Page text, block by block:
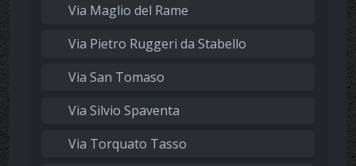
Via Maglio del Rame
Via Pietro Ruggeri da Stabello
Via San Tomaso
Via Silvio Spaventa
Via Torquato Tasso